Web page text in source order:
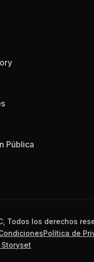
Pública
Todos los derechos
Política de